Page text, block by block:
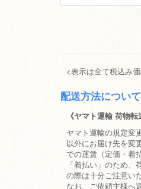
<表示は全て税込み
配送方法について
《ヤマト運輸 荷物
ヤマト運輸の規定変
以外にお届け先を変
での運賃（定価・着
「着払い」のため
の際は十分ご注意い
なお、ご依頼主様へ